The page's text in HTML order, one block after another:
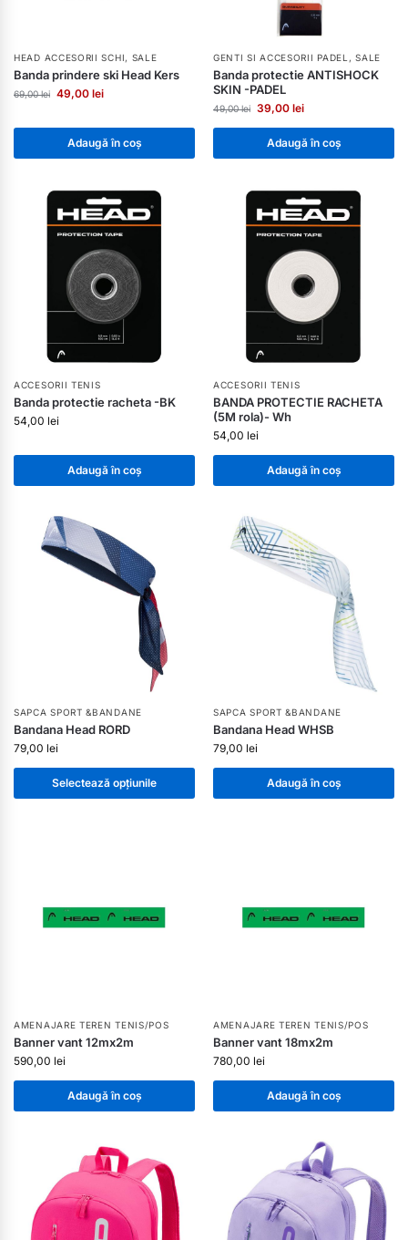
HEAD ACCESORII SCHI, SALE
Banda prindere ski Head Kers
69,00lei 49,00 lei
Adaugă în coș
GENTI SI ACCESORII PADEL ,SALE
Banda protectie ANTISHOCK
SKIN -PADEL
49,00lei 39,00 lei
Adaugă în coș
ACCESORII TENIS
Banda protectie racheta -BK
54,00 lei
Adaugă în coș
ACCESORII TENIS
BANDA PROTECTIE RACHETA
(5M rola)- Wh
54,00 lei
Adaugă în coș
SAPCA SPORT &BANDANE
Bandana Head RORD
79,00 lei
Selectează opțiunile
SAPCA SPORT &BANDANE
Bandana Head WHSB
79,00 lei
Adaugă în coș
AMENAJARE TEREN TENIS/POS
Banner vant 12mx2m
590,00 lei
Adaugă în coș
AMENAJARE TEREN TENIS/POS
Banner vant 18mx2m
780,00 lei
Adaugă în coș